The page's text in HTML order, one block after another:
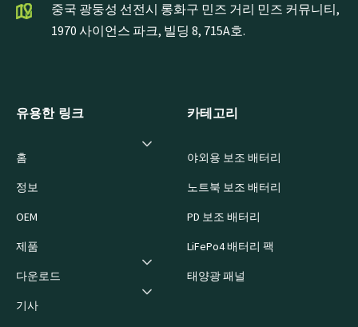
중국 광둥성 선전시 롱화구 민즈 거리 민즈 커뮤니티,
1970 사이언스 파크, 빌딩 8, 715A호.
유용한 링크
홈
정보
OEM
제품
다운로드
기사
카테고리
야외용 보조 배터리
노트북 보조 배터리
PD 보조 배터리
LiFePo4 배터리 팩
태양광 패널